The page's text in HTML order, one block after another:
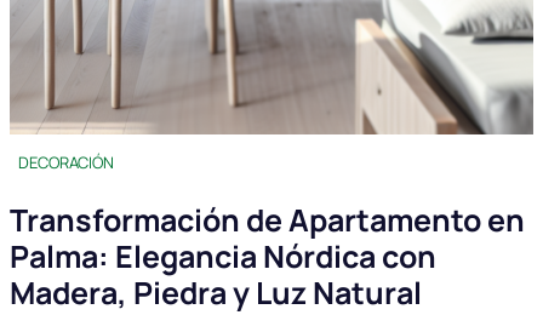
DECORACIÓN
Transformación de Apartamento en
Palma: Elegancia Nórdica con
Madera, Piedra y Luz Natural